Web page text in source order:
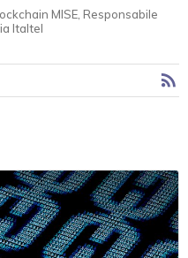
MISE, Responsabile
Italtel